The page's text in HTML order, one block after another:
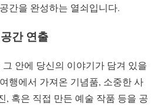
간을 완성하는 열쇠입니다.
간 연출
그 안에 당신의 이야기가 담겨 있을
행에서 가져온 기념품, 소중한 사
, 혹은 직접 만든 예술 작품 등을 공